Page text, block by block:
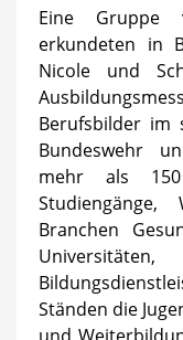
Eine Gruppe
erkundeten in
Nicole und
Berufsbilder im
Bundeswehr
mehr als 150
Branchen
Ständen die
und